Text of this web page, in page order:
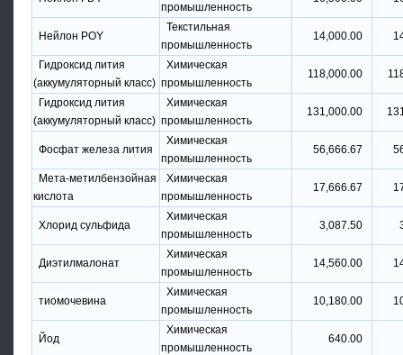
промышленность
Нейлон POY
Текстильная
промышленность
14,000.00
Гидроксид лития
(аккумуляторный класс)
Химическая
промышленность
118,000.00
Гидроксид лития
(аккумуляторный класс)
Химическая
промышленность
131,000.00
Фосфат железа лития
Химическая
промышленность
56,666.67
Мета-метилбензойная
кислота
Химическая
промышленность
17,666.67
Хлорид сульфида
Химическая
промышленность
3,087.50
Диэтилмалонат
Химическая
промышленность
14,560.00
тиомочевина
Химическая
промышленность
10,180.00
Йод
Химическая
промышленность
640.00